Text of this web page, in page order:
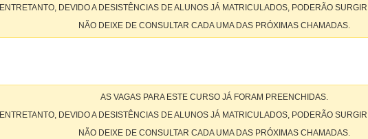
ENTRETANTO, DEVIDO A DESISTÊNCIAS DE ALUNOS JÁ MATRICULADOS, PODERÃO
NÃO DEIXE DE CONSULTAR CADA UMA DAS PRÓXIMAS CHAMADAS.
AS VAGAS PARA ESTE CURSO JÁ FORAM PREENCHIDAS.
ENTRETANTO, DEVIDO A DESISTÊNCIAS DE ALUNOS JÁ MATRICULADOS, PODERÃO
NÃO DEIXE DE CONSULTAR CADA UMA DAS PRÓXIMAS CHAMADAS.